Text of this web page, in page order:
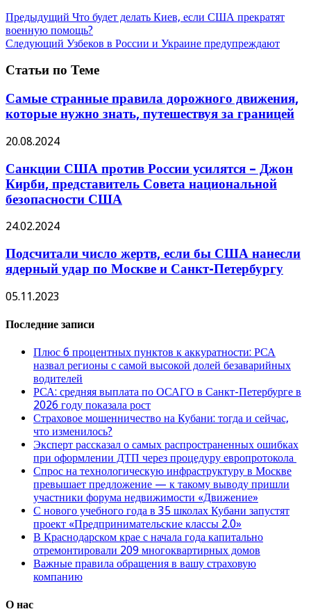
Предыдущий Что будет делать Киев, если США прекратят
военную помощь?
Следующий Узбеков в России и Украине предупреждают
Статьи по Теме
Самые странные правила дорожного движения,
которые нужно знать, путешествуя за границей
20.08.2024
Санкции США против России усилятся – Джон
Кирби, представитель Совета национальной
безопасности США
24.02.2024
Подсчитали число жертв, если бы США нанесли
ядерный удар по Москве и Санкт-Петербургу
05.11.2023
Последние записи
Плюс 6 процентных пунктов к аккуратности: РСА
назвал регионы с самой высокой долей безаварийных
водителей
РСА: средняя выплата по ОСАГО в Санкт-Петербурге в
2026 году показала рост
Страховое мошенничество на Кубани: тогда и сейчас,
что изменилось?
Эксперт рассказал о самых распространенных ошибках
при оформлении ДТП через процедуру европротокола
Спрос на технологическую инфраструктуру в Москве
превышает предложение — к такому выводу пришли
участники форума недвижимости «Движение»
С нового учебного года в 35 школах Кубани запустят
проект «Предпринимательские классы 2.0»
В Краснодарском крае с начала года капитально
отремонтировали 209 многоквартирных домов
Важные правила обращения в вашу страховую
компанию
О нас